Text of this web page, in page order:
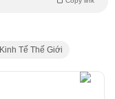
Kinh Tế Thế Giới